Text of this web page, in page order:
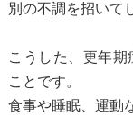
別の不調を招いて
こうした、更年
ことです。
食事や睡眠、運動